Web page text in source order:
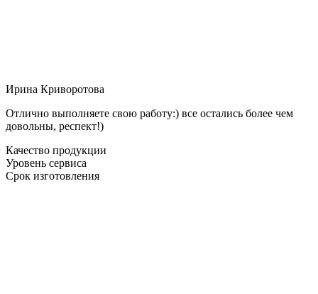
Ирина Криворотова
Отлично выполняете свою работу:) все остались более чем
довольны, респект!)
Качество продукции
Уровень сервиса
Срок изготовления